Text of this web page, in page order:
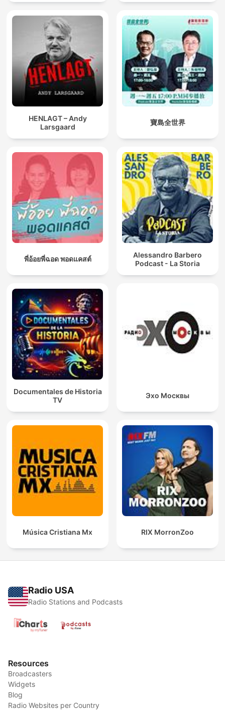
HENLAGT – Andy
Larsgaard
寶島全世界
พี่อ้อยพี่ฉอด พอดแคสต์
Alessandro Barbero
Podcast - La Storia
Documentales de Historia
TV
Эхо Москвы
Música Cristiana Mx RIX MorronZoo
Radio USA
Radio Stations and Podcasts
Resources
Broadcasters
Widgets
Blog
Radio Websites per Country